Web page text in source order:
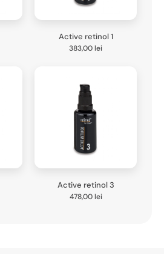
Active retinol 1
383,00lei
Active retinol 3
478,00lei